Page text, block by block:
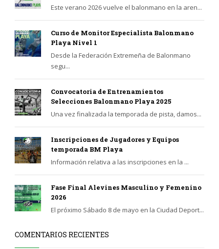
Este verano 2026 vuelve el balonmano en la aren...
Curso de Monitor Especialista Balonmano
Playa Nivel 1
Desde la Federación Extremeña de Balonmano
segu...
Convocatoria de Entrenamientos
Selecciones Balonmano Playa 2025
Una vez finalizada la temporada de pista, damos...
Inscripciones de Jugadores y Equipos
temporada BM Playa
Información relativa a las inscripciones en la ...
Fase Final Alevines Masculino y Femenino
2026
El próximo Sábado 8 de mayo en la Ciudad Deport...
COMENTARIOS RECIENTES